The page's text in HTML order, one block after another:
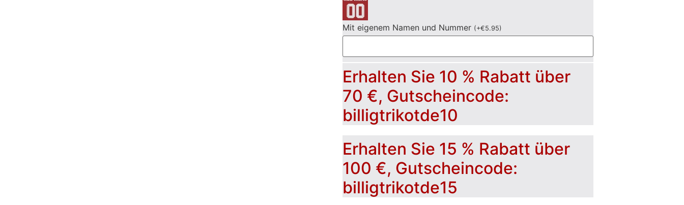
Mit eigenem Namen und Nummer (+€5.95)
Erhalten Sie 10 % Rabatt über
70 €, Gutscheincode:
billigtrikotde10
Erhalten Sie 15 % Rabatt über
100 €, Gutscheincode:
billigtrikotde15